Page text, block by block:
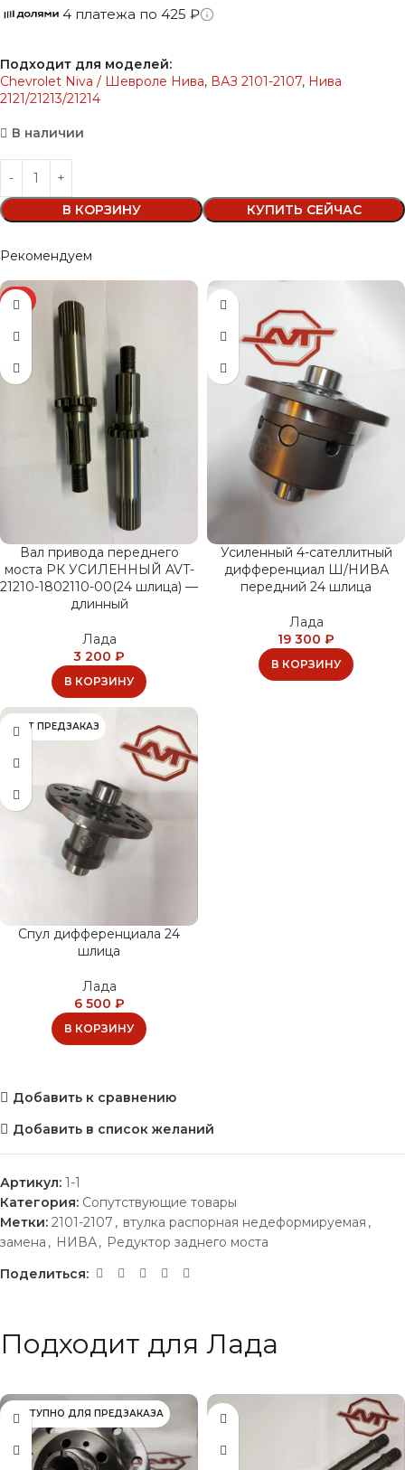
4 платежа по 425 ₽
Подходит для моделей:
Chevrolet Niva / Шевроле Нива, ВАЗ 2101-2107, Нива
2121/21213/21214
В наличии
В КОРЗИНУ КУПИТЬ СЕЙЧАС
Рекомендуем
ХИТ
Вал привода переднего
моста РК УСИЛЕННЫЙ AVT-
21210-1802110-00(24 шлица) —
длинный
Лада
3 200 ₽
В КОРЗИНУ
Усиленный 4-сателлитный
дифференциал Ш/НИВА
передний 24 шлица
Лада
19 300 ₽
В КОРЗИНУ
ИДЁТ ПРЕДЗАКАЗ
Спул дифференциала 24
шлица
Лада
6 500 ₽
В КОРЗИНУ
Добавить к сравнению
Добавить в список желаний
Артикул: 1-1
Категория: Сопутствующие товары
Метки: 2101-2107 , втулка распорная недеформируемая ,
замена , НИВА, Редуктор заднего моста
Поделиться:
Подходит для Лада
ДОСТУПНО ДЛЯ ПРЕДЗАКАЗА